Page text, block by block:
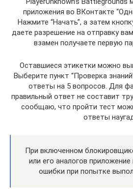
приложения во ВКонтакте
Нажмите “Начать”, а затем
даете разрешение на отправку
взамен получаете первую
Оставшиеся этикетки можно
Выберите пункт “Проверка
ответы на 5 вопросов. Для
правильный ответ не составит
сообщаю, что пройти тест
ответы
При включенном
или его аналогов
ошибки при попытке